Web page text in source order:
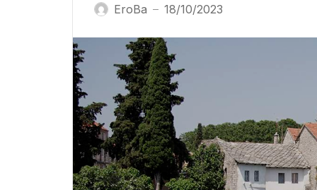
EroBa — 18/10/2023